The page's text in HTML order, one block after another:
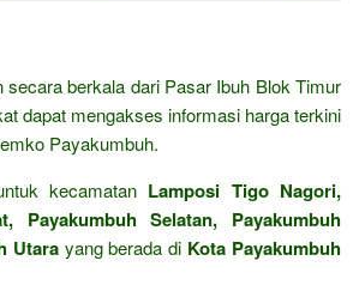
secara berkala dari Pasar Ibuh Blok Timur
dapat mengakses informasi harga terkini
Payakumbuh.
kecamatan Lamposi Tigo Nagori,
Payakumbuh Selatan, Payakumbuh
Utarayang berada di Kota Payakumbuh